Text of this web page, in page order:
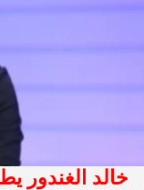
خالد الغندور